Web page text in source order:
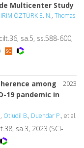
Multicenter Study
ÖZTÜRK E. N., Thomas
sa.5, ss.588-600,
2023
among
19 pandemic in
, Otludil B., Duendar P., et al.
sa.3, 2023 (SCI-